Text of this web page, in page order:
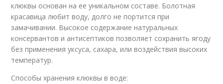
клюквы основан на ее уникальном составе. Болотная
красавица любит воду, долго не портится при
замачивании. Высокое содержание натуральных
консервантов и антисептиков позволяет сохранить ягоду
без применения уксуса, сахара, или воздействия высоких
температур.
Способы хранения клюквы в воде: